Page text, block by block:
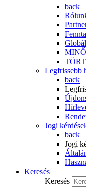
back
Legfrissebb
back
Jogi
back
Jogi
Keresés
Keresés